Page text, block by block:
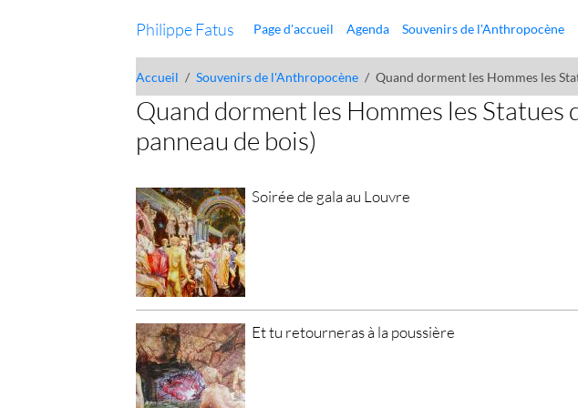
Philippe Fatus Page d'accueil Agenda Souvenirs de l'Anthropocène
Accueil Souvenirs de l'Anthropocène Quand dorment les Hommes les
Quand dorment les Hommes les Statues
panneau de bois)
Soirée de gala au Louvre
Et tu retourneras à la poussière